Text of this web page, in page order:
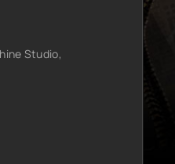
Studio,